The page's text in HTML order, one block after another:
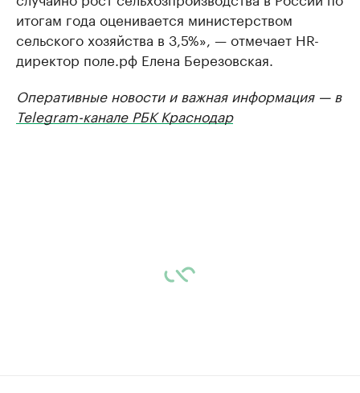
итогам года оценивается министерством
сельского хозяйства в 3,5%», — отмечает HR-
директор поле.рф Елена Березовская.
Оперативные новости и важная информация — в
Telegram-канале РБК Краснодар